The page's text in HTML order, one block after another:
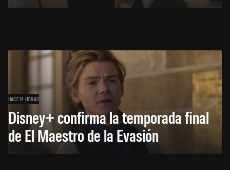
HACE 14 HORAS
Disney+ confirma la temporada final
de El Maestro de la Evasión